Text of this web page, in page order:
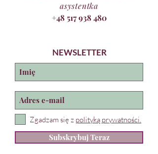
asystentka
+48 517 938 480
NEWSLETTER
Zgadzam się z polityką prywatności.
Subskrybuj Teraz